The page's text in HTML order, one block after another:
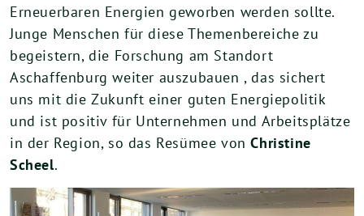
Erneuerbaren Energien geworben werden sollte.
Junge Menschen für diese Themenbereiche zu
begeistern, die Forschung am Standort
Aschaffenburg weiter auszubauen , das sichert
uns mit die Zukunft einer guten Energiepolitik
und ist positiv für Unternehmen und Arbeitsplätze
in der Region, so das Resümee von Christine
Scheel.